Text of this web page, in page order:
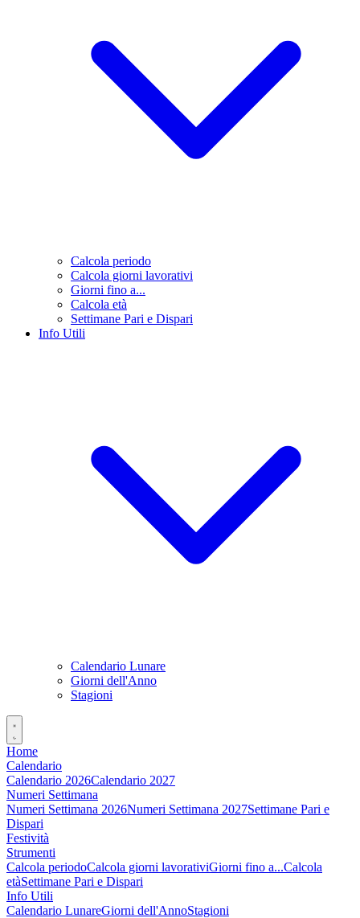
Calcola periodo
Calcola giorni lavorativi
Giorni fino a...
Calcola età
Settimane Pari e Dispari
Info Utili
Calendario Lunare
Giorni dell'Anno
Stagioni
Home
Calendario
Calendario 2026Calendario 2027
Numeri Settimana
Numeri Settimana 2026Numeri Settimana 2027Settimane Pari e
Dispari
Festività
Strumenti
Calcola periodoCalcola giorni lavorativiGiorni fino a...Calcola
etàSettimane Pari e Dispari
Info Utili
Calendario LunareGiorni dell'AnnoStagioni